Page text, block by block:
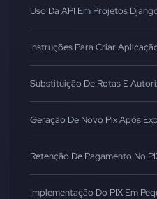
Uso Da API Em Projetos
Instruções Para Criar
Substituição De Rotas E
Geração De Novo Pix Após
Retenção De Pagamento No
Implementação Do PIX Em